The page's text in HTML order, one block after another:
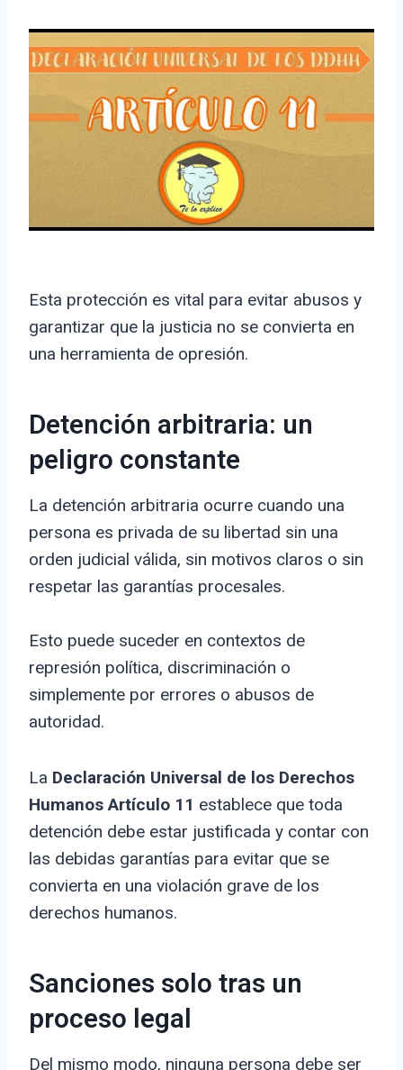
Esta protección es vital para evitar abusos y
garantizar que la justicia no se convierta en
una herramienta de opresión.
Detención arbitraria: un
peligro constante
La detención arbitraria ocurre cuando una
persona es privada de su libertad sin una
orden judicial válida, sin motivos claros o sin
respetar las garantías procesales.
Esto puede suceder en contextos de
represión política, discriminación o
simplemente por errores o abusos de
autoridad.
La Declaración Universal de los Derechos
Humanos Artículo 11 establece que toda
detención debe estar justificada y contar con
las debidas garantías para evitar que se
convierta en una violación grave de los
derechos humanos.
Sanciones solo tras un
proceso legal
Del mismo modo, ninguna persona debe ser